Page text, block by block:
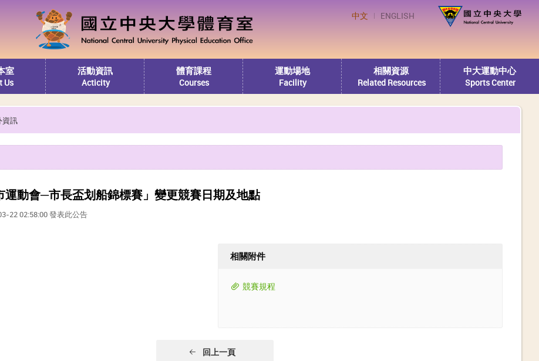
中文 ENGLISH
室
Us
活動資訊
Acticity
體育課程
Courses
運動場地
Facility
相關資源
Related Resources
中大運動中心
Sports Center
資訊
運動會─市長盃划船錦標賽」變更競賽日期及地點
22 02:58:00 發表此公告
相關附件
競賽規程
回上一頁